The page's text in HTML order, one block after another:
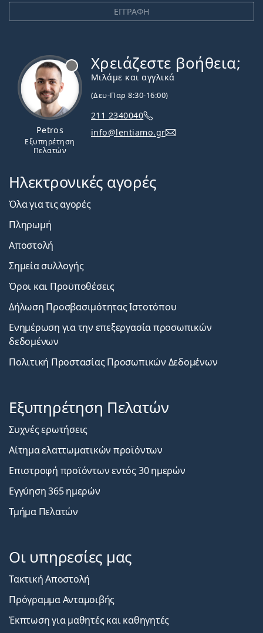
ΕΓΓΡΑΦΗ
Petros
Εξυπηρέτηση
Πελατών
Χρειάζεστε βοήθεια;
Μιλάμε και αγγλικά
(Δευ-Παρ 8:30-16:00)
211 2340040
info@lentiamo.gr
Ηλεκτρονικές αγορές
Όλα για τις αγορές
Πληρωμή
Αποστολή
Σημεία συλλογής
Όροι και Προϋποθέσεις
Δήλωση Προσβασιμότητας Ιστοτόπου
Ενημέρωση για την επεξεργασία προσωπικών
δεδομένων
Πολιτική Προστασίας Προσωπικών Δεδομένων
Εξυπηρέτηση Πελατών
Συχνές ερωτήσεις
Αίτημα ελαττωματικών προϊόντων
Επιστροφή προϊόντων εντός 30 ημερών
Εγγύηση 365 ημερών
Τμήμα Πελατών
Οι υπηρεσίες μας
Τακτική Αποστολή
Πρόγραμμα Ανταμοιβής
Έκπτωση για μαθητές και καθηγητές